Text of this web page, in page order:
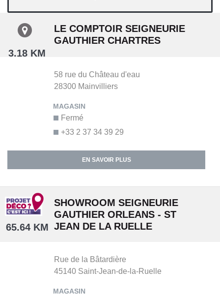
3.18 KM
LE COMPTOIR SEIGNEURIE
GAUTHIER CHARTRES
58 rue du Château d'eau
28300 Mainvilliers
+33 2 37 34 39 29
Fermé
EN SAVOIR PLUS
65.64 KM
SHOWROOM SEIGNEURIE
GAUTHIER ORLEANS - ST
JEAN DE LA RUELLE
Rue de la Bâtardière
45140 Saint-Jean-de-la-Ruelle